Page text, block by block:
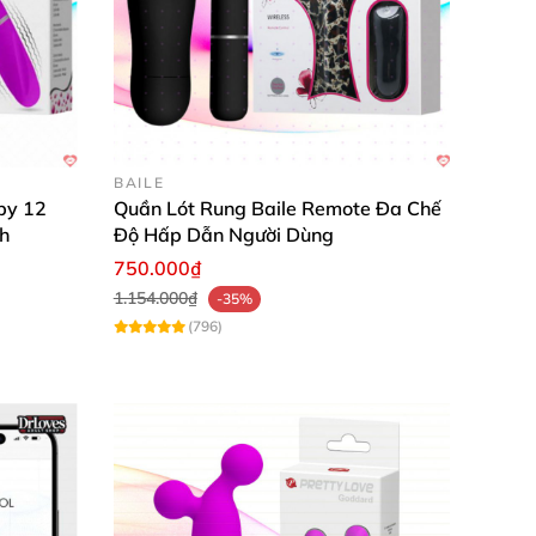
vào âm đạovà chọn cường độ rung mạnh
thay thế.
12
BAILE
Quần Lót Rung Baile Remote Đa Chế
Độ Hấp Dẫn Người Dùng
750.000₫
1.154.000₫
-35%
(796)